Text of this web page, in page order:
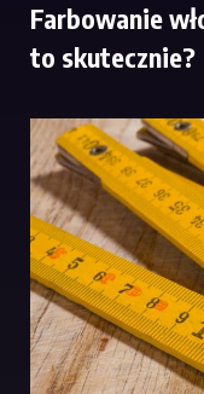
Farbowanie
to skutecznie?